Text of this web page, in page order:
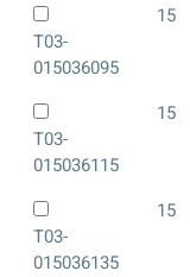
T03-
015036095
15
T03-
015036115
15
T03-
015036135
15